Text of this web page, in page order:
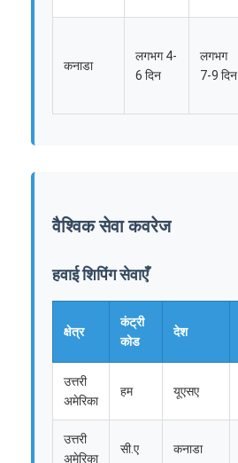
होम
उत्पाद
हमारे बारे में
कनाडा
लगभग 4-
6 दिन
लगभग
7-9 दिन
वैश्विक सेवा कवरेज
हवाई शिपिंग सेवाएँ
क्षेत्र
कंट्री
कोड
देश
उत्तरी
अमेरिका
हम यूएसए
उत्तरी
अमेरिका
सी.ए कनाडा